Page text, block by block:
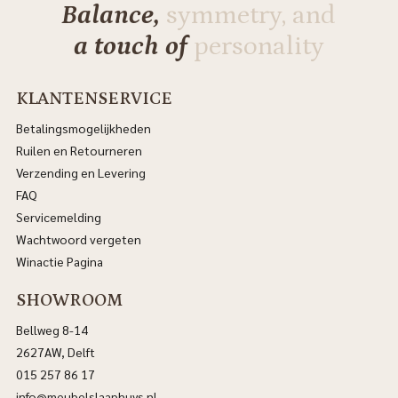
Balance, symmetry, and
a touch ofpersonality
KLANTENSERVICE
Betalingsmogelijkheden
Ruilen en Retourneren
Verzending en Levering
FAQ
Servicemelding
Wachtwoord vergeten
Winactie Pagina
SHOWROOM
Bellweg 8-14
2627AW, Delft
015 257 86 17